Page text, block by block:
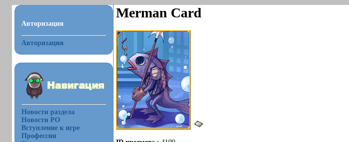
Авторизация
Авторизация
Новости раздела
Новости РО
Вступление к игре
Профессии
Merman Card